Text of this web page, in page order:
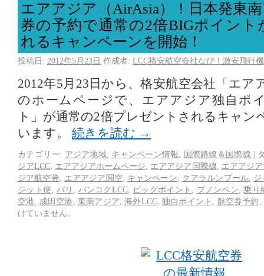
エアアジア（AirAsia）！日本発東
券の予約で通常の2倍BIGポイン
れるキャンペーンを開始！
投稿日: 2012年5月23日 作成者: LCC格安航空会社なび！激安飛行
2012年5月23日から、格安航空会社「エア
のホームページで、エアアジア独自ポ
ト」が通常の2倍プレゼントされるキャン
います。 続きを読む →
カテゴリー: アジア地域 キャンペーン情報 国際路線＆国際線 |
ジアLCC エアアジアホームページ エアアジア国際線
エアアジ
ジア航空券
エアアジア関空 キャンペーン クアラルンプール
ジット便
バリ バンコクLCC, ビッグポイント プノンペン
乗り
空港
成田空港 東南アジア ,海外LCC, 独自ポイント 航空券予約
けていません。